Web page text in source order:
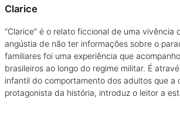
Na família
Colunas
Conteúdos
Clarice
“Clarice” é o relato ficcional de uma vivência
angústia de não ter informações sobre o
familiares foi uma experiência que
brasileiros ao longo do regime militar. É
infantil do comportamento dos adultos que a
protagonista da história, introduz o leitor a